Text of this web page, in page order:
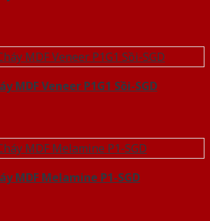
MDF Veneer P1G1 Sồi-SGD
MDF Melamine P1-SGD